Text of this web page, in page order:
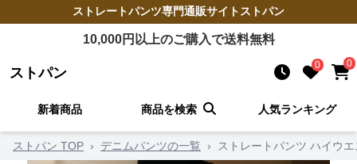
ストレートパンツ専門通販サイト ストパン
10,000円以上のご購入で送料無料
ストパン 0 0
新着商品 商品を検索 人気ランキング
ストパン TOP › デニムパンツの一覧 › ストレートパンツ ハイウ